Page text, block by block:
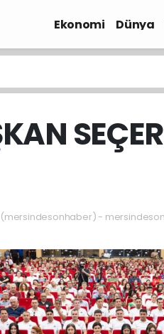
Ekonomi Dünya
(mersindesonhaber) -